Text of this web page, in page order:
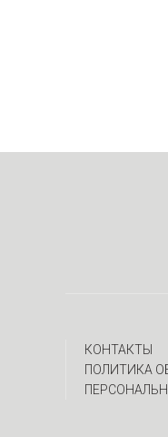
КОНТАКТЫ
ПОЛИТИКА